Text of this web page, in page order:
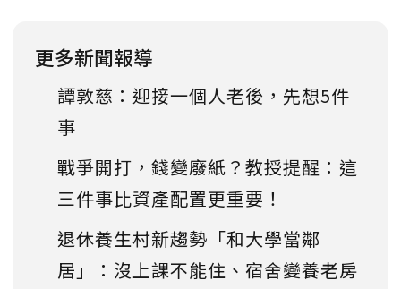
更多新聞報導
譚敦慈：迎接一個人老後，先想5件
事
戰爭開打，錢變廢紙？教授提醒：這
三件事比資產配置更重要！
退休養生村新趨勢「和大學當鄰
居」：沒上課不能住、宿舍變養老房